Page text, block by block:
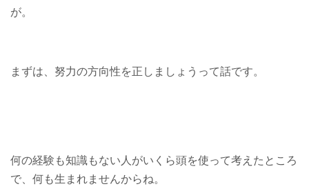
が。
まずは、努力の方向性を正しましょうって話です。
何の経験も知識もない人がいくら頭を使って考えたところ
で、何も生まれませんからね。